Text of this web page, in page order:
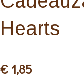
Hearts
€ 1,85